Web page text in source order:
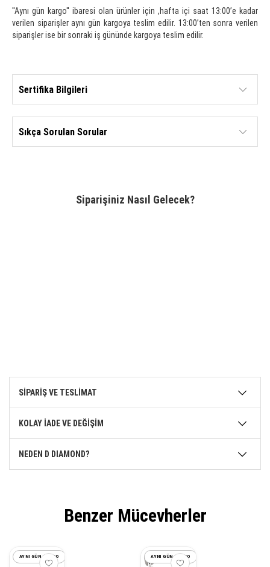
''Aynı gün kargo'' ibaresi olan ürünler için ,hafta içi saat 13:00’e kadar
verilen siparişler aynı gün kargoya teslim edilir. 13:00’ten sonra verilen
siparişler ise bir sonraki iş gününde kargoya teslim edilir.
Sertifika Bilgileri
Sıkça Sorulan Sorular
Siparişiniz Nasıl Gelecek?
SİPARİŞ VE TESLİMAT
KOLAY İADE VE DEĞİŞİM
NEDEN D DIAMOND?
Benzer Mücevherler
AYNI GÜN KARGO AYNI GÜN KARGO